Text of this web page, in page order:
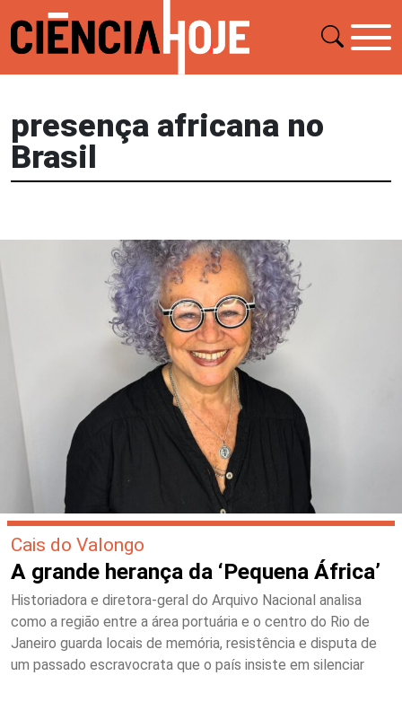
presença africana no
Brasil
Cais do Valongo
A grande herança da ‘Pequena África’
Historiadora e diretora-geral do Arquivo Nacional analisa
como a região entre a área portuária e o centro do Rio de
Janeiro guarda locais de memória, resistência e disputa de
um passado escravocrata que o país insiste em silenciar